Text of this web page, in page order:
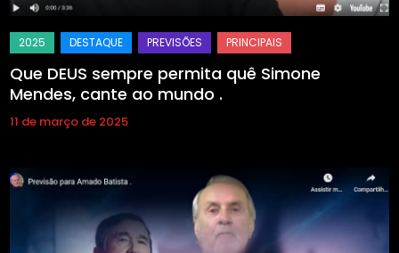
Que DEUS sempre permita quê Simone
Mendes, cante ao mundo .
11 de março de 2025